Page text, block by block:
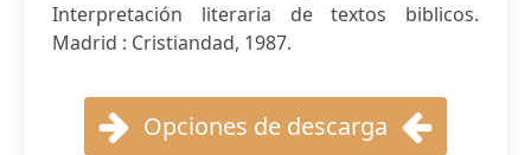
Interpretación literaria de textos biblicos.
Madrid : Cristiandad, 1987.
Opciones de descarga